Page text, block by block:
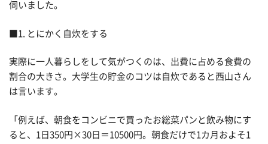
伺いました。
■1. とにかく自炊をする
実際に一人暮らしをして気がつくのは、出費に占める食費の
割合の大きさ。大学生の貯金のコツは自炊であると西山さん
は言います。
「例えば、朝食をコンビニで買ったお総菜パンと飲み物にす
ると、1日350円×30日＝10500円。朝食だけで1カ月およそ1